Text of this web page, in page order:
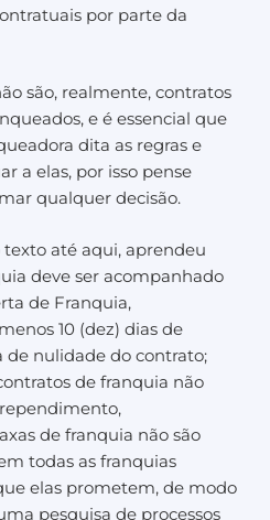
por parte da
são, realmente, contratos
e é essencial que
dita as regras e
a elas, por isso pense
qualquer decisão.
até aqui, aprendeu
deve ser acompanhado
de Franquia,
10 (dez) dias de
de nulidade do contrato;
de franquia não
de franquia não são
todas as franquias
elas prometem, de modo
pesquisa de processos